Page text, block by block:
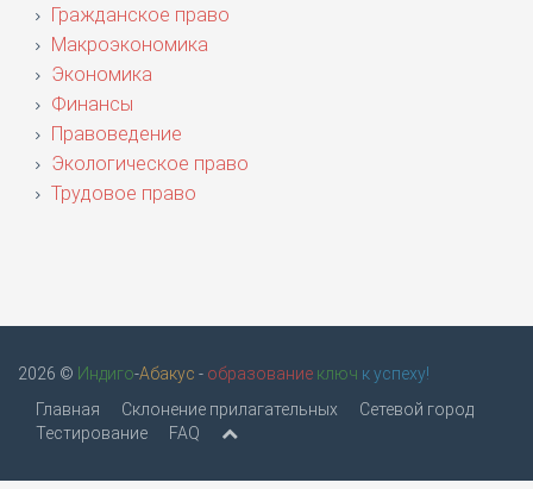
Гражданское право
Макроэкономика
Экономика
Финансы
Правоведение
Экологическое право
Трудовое право
2026 © Индиго-Абакус - образование ключ к успеху!
Главная
Склонение прилагательных
Сетевой город
Тестирование
FAQ